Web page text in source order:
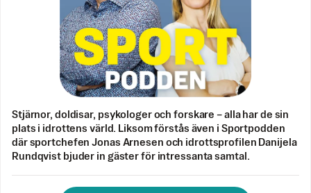
Stjärnor, doldisar, psykologer och forskare – alla har de sin
plats i idrottens värld. Liksom förstås även i Sportpodden
där sportchefen Jonas Arnesen och idrottsprofilen Danijela
Rundqvist bjuder in gäster för intressanta samtal.